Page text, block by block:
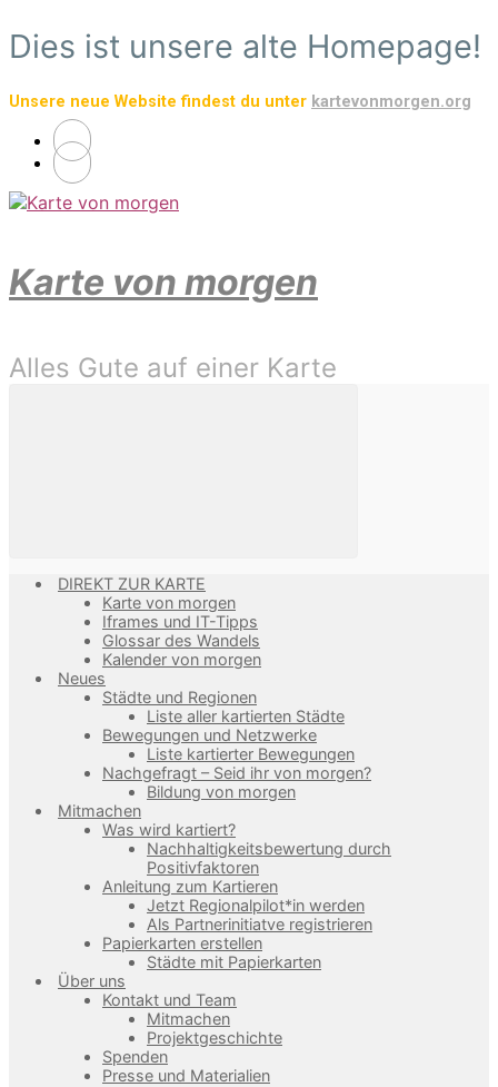
Zum
Hauptinhalt
Dies ist unsere alte Homepage!
Unsere neue Website findest du unter kartevonmorgen.org
Karte von morgen
Alles Gute auf einer Karte
DIREKT ZUR KARTE
Karte von morgen
Iframes und IT-Tipps
Glossar des Wandels
Kalender von morgen
Neues
Städte und Regionen
Liste aller kartierten Städte
Bewegungen und Netzwerke
Liste kartierter Bewegungen
Nachgefragt – Seid ihr von morgen?
Bildung von morgen
Mitmachen
Was wird kartiert?
Nachhaltigkeitsbewertung durch
Positivfaktoren
Anleitung zum Kartieren
Jetzt Regionalpilot*in werden
Als Partnerinitiatve registrieren
Papierkarten erstellen
Städte mit Papierkarten
Über uns
Kontakt und Team
Mitmachen
Projektgeschichte
Spenden
Presse und Materialien